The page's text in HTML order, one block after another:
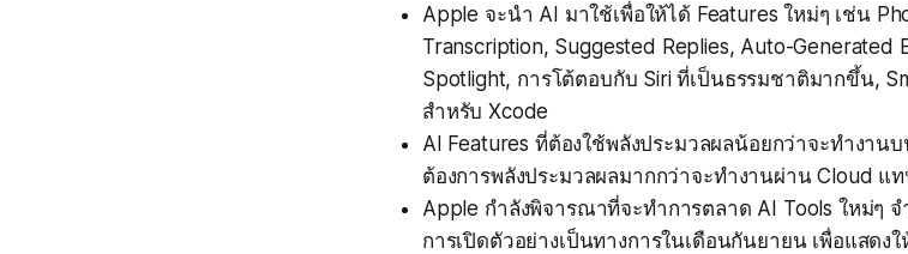
Apple จะนำ AI มาใช้เพื่อให้ได้ Features ใหม่ๆ เช่น
Transcription, Suggested Replies, Auto-Generated
Spotlight, การโต้ตอบกับ Siri ที่เป็นธรรมชาติมากขึ้น,
สำหรับ Xcode
AI Features ที่ต้องใช้พลังประมวลผลน้อยกว่าจะทำงาน
ต้องการพลังประมวลผลมากกว่าจะทำงานผ่าน Cloud แ
Apple กำลังพิจารณาที่จะทำการตลาด AI Tools ใหม่ๆ
การเปิดตัวอย่างเป็นทางการในเดือนกันยายน เพื่อแสดง